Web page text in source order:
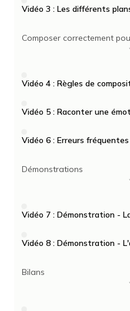
Vidéo 3 : Les différents
Composer correctement
Vidéo 4 : Règles de
Vidéo 5 : Raconter une
Vidéo 6 : Erreurs fréquentes
Démonstrations
Vidéo 7 : Démonstration -
Vidéo 8 : Démonstration -
Bilans